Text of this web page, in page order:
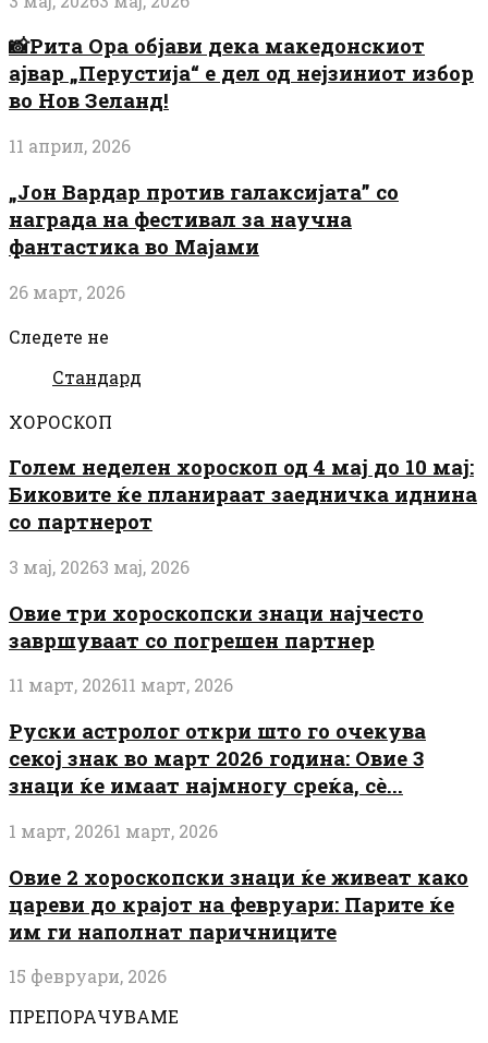
📸Рита Ора објави дека македонскиот
ајвар „Перустија“ е дел од нејзиниот избор
во Нов Зеланд!
11 април, 2026
„Јон Вардар против галаксијата” со
награда на фестивал за научна
фантастика во Мајами
26 март, 2026
Следете не
Стандард
ХОРОСКОП
Голем неделен хороскоп од 4 мај до 10 мај:
Биковите ќе планираат заедничка иднина
со партнерот
3 мај, 20263 мај, 2026
Овие три хороскопски знаци најчесто
завршуваат со погрешен партнер
11 март, 202611 март, 2026
Руски астролог откри што го очекува
секој знак во март 2026 година: Овие 3
знаци ќе имаат најмногу среќа, сè...
1 март, 20261 март, 2026
Овие 2 хороскопски знаци ќе живеат како
цареви до крајот на февруари: Парите ќе
им ги наполнат паричниците
15 февруари, 2026
ПРЕПОРАЧУВАМЕ